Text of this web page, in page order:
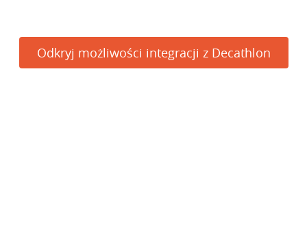
Odkryj możliwości integracji z Decathlon